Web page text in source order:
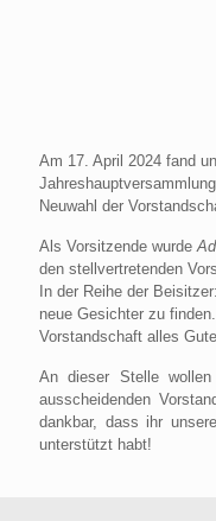
Am 17. April 2024 fand
Neuwahl der
Als Vorsitzende wurde
den stellvertretenden
In der Reihe der
neue Gesichter zu
Vorstandschaft alles
An dieser Stelle
ausscheidenden
dankbar, dass ihr
unterstützt habt!